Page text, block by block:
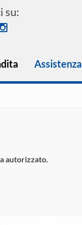
su:
Assistenza
autorizzato.